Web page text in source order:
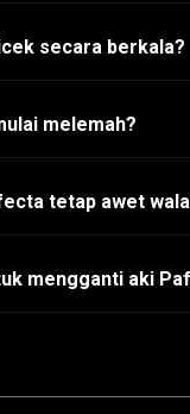
secara berkala?
melemah?
tetap awet
mengganti aki